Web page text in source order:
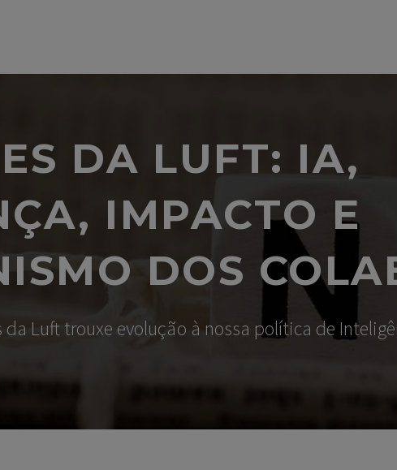
DA LUFT: IA,
IMPACTO E
DOS
Luft trouxe evolução à nossa política de